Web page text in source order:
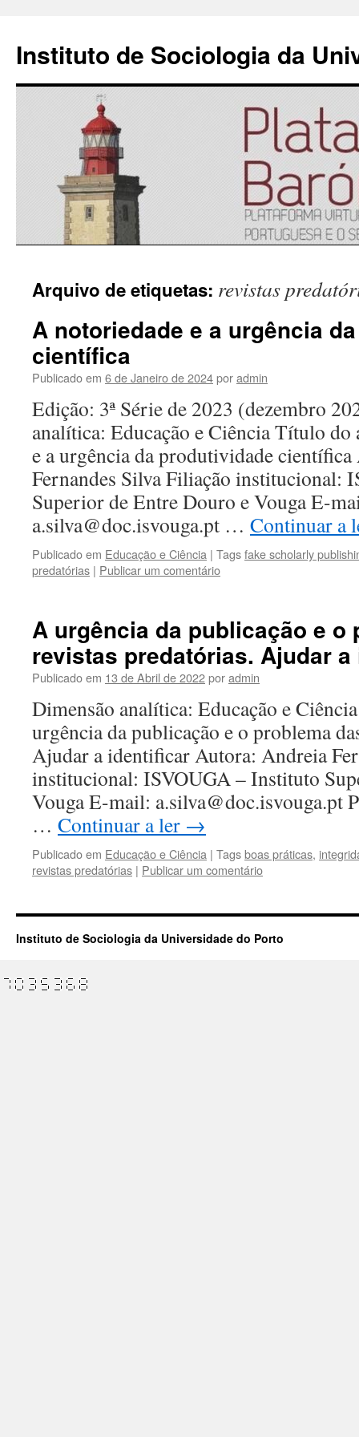
Instituto de Sociologia da
para
conteúdo
Arquivo de etiquetas: revistas
A notoriedade e a urgência
científica
Publicado em 6 de Janeiro de 2024poradmin
Edição: 3ª Série de 2023 (dezembro
analítica: Educação e Ciência Título
e a urgência da produtividade
Fernandes Silva Filiação institucional:
Superior de Entre Douro e Vouga E-
a.silva@doc.isvouga.pt … Continuar a
Publicado em Educação e Ciência | Tagsfake scholarly
predatórias | Publicar um comentário
A urgência da publicação e o
revistas predatórias. Ajudar
Publicado em 13 de Abril de 2022poradmin
Dimensão analítica: Educação e
urgência da publicação e o problema
Ajudar a identificar Autora: Andreia
institucional: ISVOUGA – Instituto
Vouga E-mail: a.silva@doc.isvouga.pt
… Continuar a ler →
Publicado em Educação e Ciência | Tagsboas práticas,
revistas predatórias | Publicar um comentário
Instituto de Sociologia da Universidade do Porto